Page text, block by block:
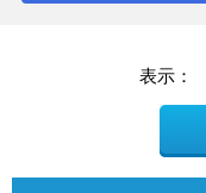
表示：